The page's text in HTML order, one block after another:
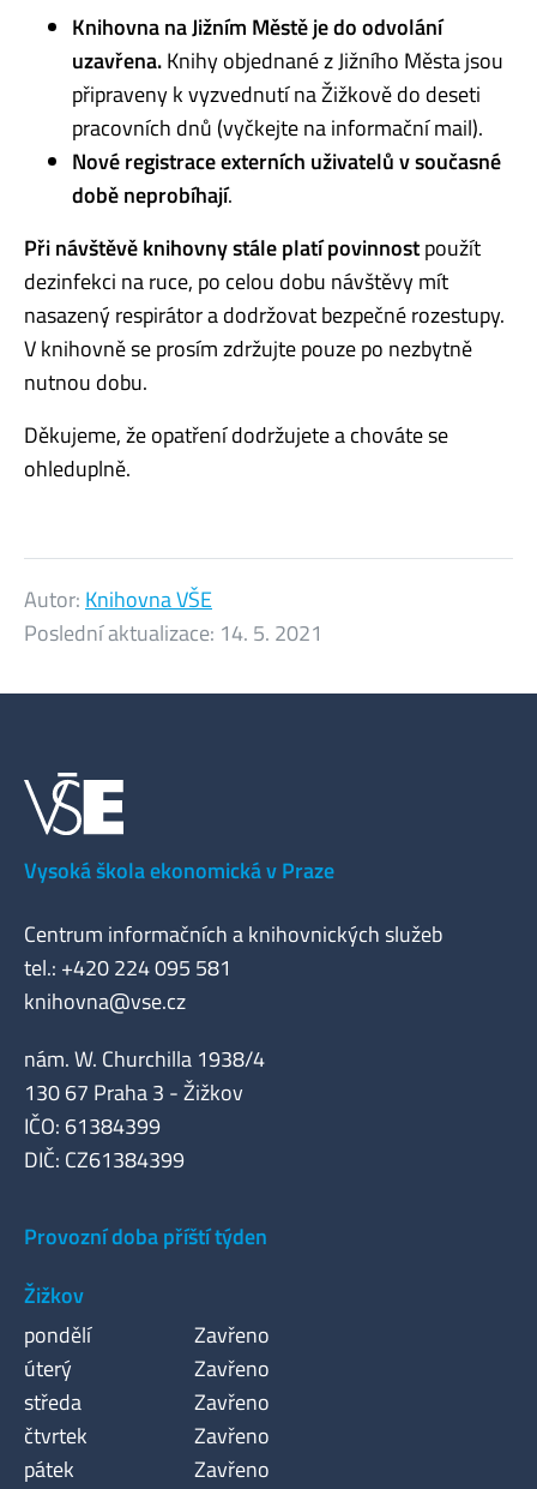
Knihovna na Jižním Městě je do odvolání
uzavřena.Knihy objednané z Jižního Města jsou
připraveny k vyzvednutí na Žižkově do deseti
pracovních dnů (vyčkejte na informační mail).
Nové registrace externích uživatelů v současné
době neprobíhají.
Při návštěvě knihovny stále platí povinnostpoužít
dezinfekci na ruce, po celou dobu návštěvy mít
nasazený respirátor a dodržovat bezpečné rozestupy.
V knihovně se prosím zdržujte pouze po nezbytně
nutnou dobu.
Děkujeme, že opatření dodržujete a chováte se
ohleduplně.
Autor: Knihovna VŠE
Poslední aktualizace: 14. 5. 2021
Vysoká škola ekonomická v Praze
Centrum informačních a knihovnických služeb
tel.: +420 224 095 581
knihovna@vse.cz
nám. W. Churchilla 1938/4
130 67 Praha 3 - Žižkov
IČO: 61384399
DIČ: CZ61384399
Provozní doba příští týden
Žižkov
pondělí
Zavřeno
úterý
Zavřeno
středa
Zavřeno
čtvrtek
Zavřeno
pátek
Zavřeno